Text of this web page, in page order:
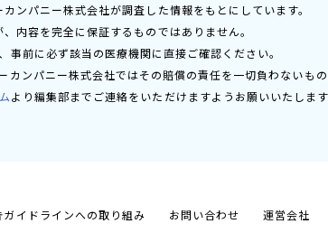
ンパニー株式会社が調査した情報をもとにしています。
内容を完全に保証するものではありません。
前に必ず該当の医療機関に直接ご確認ください。
ンパニー株式会社ではその賠償の責任を一切負わないもの
より編集部までご連絡をいただけますようお願いいたします
ガイドラインへの取り組み お問い合わせ 運営会社